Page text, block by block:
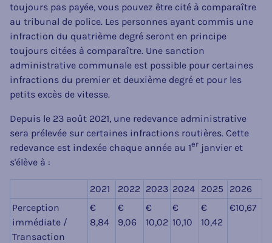
toujours pas payée, vous pouvez être cité à comparaître
au tribunal de police. Les personnes ayant commis une
infraction du quatrième degré seront en principe
toujours citées à comparaître. Une sanction
administrative communale est possible pour certaines
infractions du premier et deuxième degré et pour les
petits excès de vitesse.
Depuis le 23 août 2021, une redevance administrative
sera prélevée sur certaines infractions routières. Cette
redevance est indexée chaque année au 1er janvier et
s'élève à :
2021 2022 2023 2024 2025
2026
Perception
immédiate /
Transaction
€
8,84
€
9,06
€
10,02
€
10,10
€
10,42
€10,67